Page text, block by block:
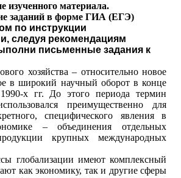
изученного материала.
заданий в форме ГИА (ЕГЭ)
по инструкции
и, следуя рекомендациям
письменные задания к
хозяйства – относительно новое
в широкий научный оборот в конце
х гг. До этого периода термин
преимущественно для
специфического явления в
– объединения отдельных
крупных международных
глобализации имеют комплексный
как экономику, так и другие сферы